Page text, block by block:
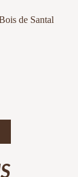
de Santal